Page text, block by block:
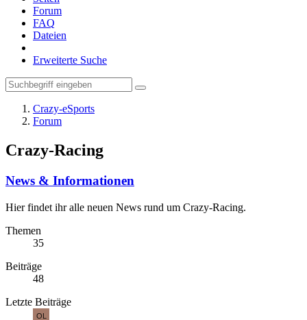
Forum
FAQ
Dateien
Erweiterte Suche
Crazy-eSports
Forum
Crazy-Racing
News & Informationen
Hier findet ihr alle neuen News rund um Crazy-Racing.
Themen
35
Beiträge
48
Letzte Beiträge